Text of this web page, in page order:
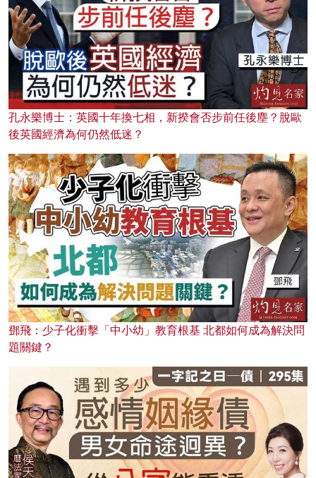
孔永樂博士：英國十年換七相，新揆會否步前任後塵？脫歐
後英國經濟為何仍然低迷？
鄧飛：少子化衝擊「中小幼」教育根基 北都如何成為解決問
題關鍵？